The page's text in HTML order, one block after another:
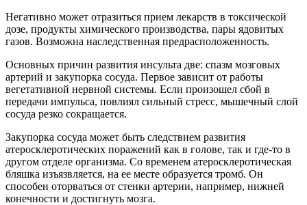
Негативно может отразиться прием лекарств в токсической
дозе, продукты химического производства, пары ядовитых
газов. Возможна наследственная предрасположенность.
Основных причин развития инсульта две: спазм мозговых
артерий и закупорка сосуда. Первое зависит от работы
вегетативной нервной системы. Если произошел сбой в
передачи импульса, повлиял сильный стресс, мышечный слой
сосуда резко сокращается.
Закупорка сосуда может быть следствием развития
атеросклеротических поражений как в голове, так и где-то в
другом отделе организма. Со временем атеросклеротическая
бляшка изъязвляется, на ее месте образуется тромб. Он
способен оторваться от стенки артерии, например, нижней
конечности и достигнуть мозга.